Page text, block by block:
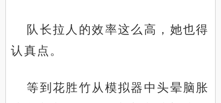
队长拉人的效率这么高，她也得
认真点。
等到花胜竹从模拟器中头晕脑胀